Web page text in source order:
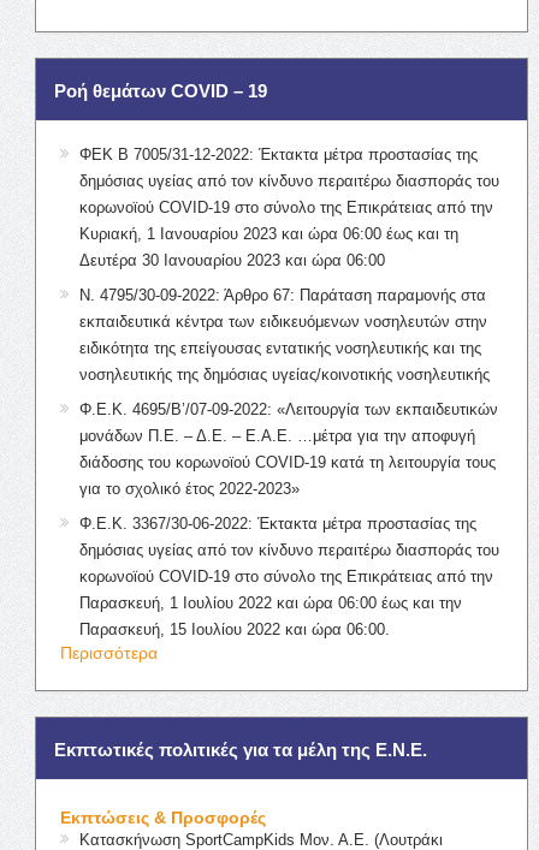
Ροή θεμάτων COVID – 19
ΦΕΚ Β 7005/31-12-2022: Έκτακτα μέτρα προστασίας της
δημόσιας υγείας από τον κίνδυνο περαιτέρω διασποράς του
κορωνοϊού COVID-19 στο σύνολο της Επικράτειας από την
Κυριακή, 1 Ιανουαρίου 2023 και ώρα 06:00 έως και τη
Δευτέρα 30 Ιανουαρίου 2023 και ώρα 06:00
Ν. 4795/30-09-2022: Άρθρο 67: Παράταση παραμονής στα
εκπαιδευτικά κέντρα των ειδικευόμενων νοσηλευτών στην
ειδικότητα της επείγουσας εντατικής νοσηλευτικής και της
νοσηλευτικής της δημόσιας υγείας/κοινοτικής νοσηλευτικής
Φ.Ε.Κ. 4695/Β’/07-09-2022: «Λειτουργία των εκπαιδευτικών
μονάδων Π.Ε. – Δ.Ε. – Ε.Α.Ε. …μέτρα για την αποφυγή
διάδοσης του κορωνοϊού COVID-19 κατά τη λειτουργία τους
για το σχολικό έτος 2022-2023»
Φ.Ε.Κ. 3367/30-06-2022: Έκτακτα μέτρα προστασίας της
δημόσιας υγείας από τον κίνδυνο περαιτέρω διασποράς του
κορωνοϊού COVID-19 στο σύνολο της Επικράτειας από την
Παρασκευή, 1 Ιουλίου 2022 και ώρα 06:00 έως και την
Παρασκευή, 15 Ιουλίου 2022 και ώρα 06:00.
Περισσότερα
Εκπτωτικές πολιτικές για τα μέλη της Ε.Ν.Ε.
Εκπτώσεις & Προσφορές
Κατασκήνωση SportCampKids Μον. Α.Ε. (Λουτράκι